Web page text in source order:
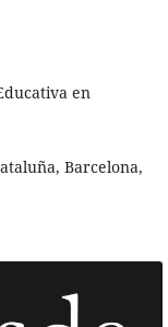
en
Barcelona,